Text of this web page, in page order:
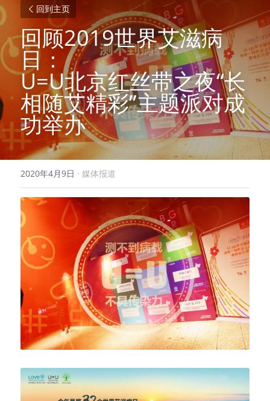
回到主页
回顾2019世界艾滋病
日：
U=U北京红丝带之夜“长
相随艾精彩”主题派对成
功举办
2020年4月9日 · 媒体报道